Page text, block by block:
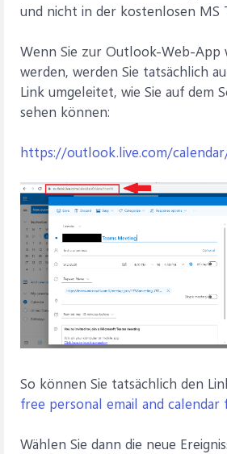
und nicht in der kostenlosen MS
Wenn Sie zur Outlook-Web-App
werden, werden Sie tatsächlich
Link umgeleitet, wie Sie auf dem
sehen können:
https://outlook.live.com/
So können Sie tatsächlich den
free personal email and
Wählen Sie dann die neue